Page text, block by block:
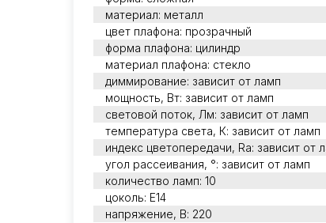
материал: металл
цвет плафона: прозрачный
форма плафона: цилиндр
материал плафона: стекло
диммирование: зависит от ламп
мощность, Вт: зависит от ламп
световой поток, Лм: зависит от ламп
температура света, К: зависит от ламп
индекс цветопередачи, Ra: зависит от
угол рассеивания, °: зависит от ламп
количество ламп: 10
цоколь: E14
напряжение, В: 220